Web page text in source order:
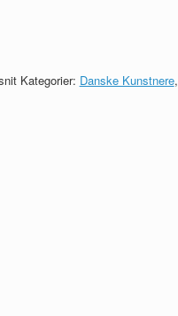
Kategorier: Danske Kunstnere,